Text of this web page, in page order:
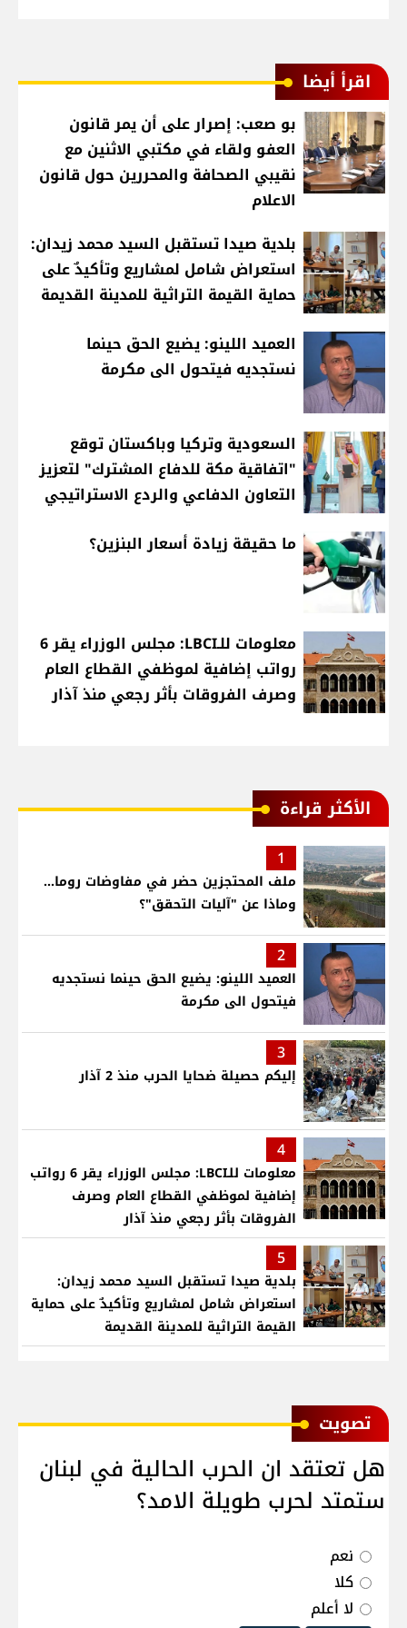
اقرأ أيضا
بو صعب: إصرار على أن يمر قانون
العفو ولقاء في مكتبي الاثنين مع
نقيبي الصحافة والمحررين حول قانون
الاعلام
بلدية صيدا تستقبل السيد محمد زيدان:
استعراض شامل لمشاريع وتأكيدٌ على
حماية القيمة التراثية للمدينة القديمة
العميد اللينو: يضيع الحق حينما
نستجديه فيتحول الى مكرمة
السعودية وتركيا وباكستان توقع
"اتفاقية مكة للدفاع المشترك" لتعزيز
التعاون الدفاعي والردع الاستراتيجي
ما حقيقة زيادة أسعار البنزين؟
معلومات للـLBCI: مجلس الوزراء يقر 6
رواتب إضافية لموظفي القطاع العام
وصرف الفروقات بأثر رجعي منذ آذار
الأكثر قراءة
1
ملف المحتجزين حضر في مفاوضات روما...
وماذا عن "آليات التحقق"؟
2
العميد اللينو: يضيع الحق حينما نستجديه
فيتحول الى مكرمة
3
إليكم حصيلة ضحايا الحرب منذ 2 آذار
4
معلومات للـLBCI: مجلس الوزراء يقر 6 رواتب
إضافية لموظفي القطاع العام وصرف
الفروقات بأثر رجعي منذ آذار
5
بلدية صيدا تستقبل السيد محمد زيدان:
استعراض شامل لمشاريع وتأكيدٌ على حماية
القيمة التراثية للمدينة القديمة
ﺗﺼﻮﻳﺖ
هل تعتقد ان الحرب الحالية في لبنان
ستمتد لحرب طويلة الامد؟
نعم
كلا
لا أعلم